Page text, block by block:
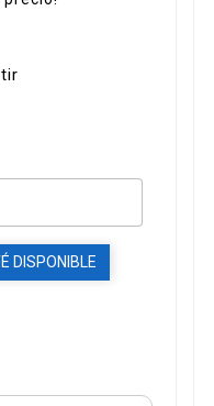
DISPONIBLE